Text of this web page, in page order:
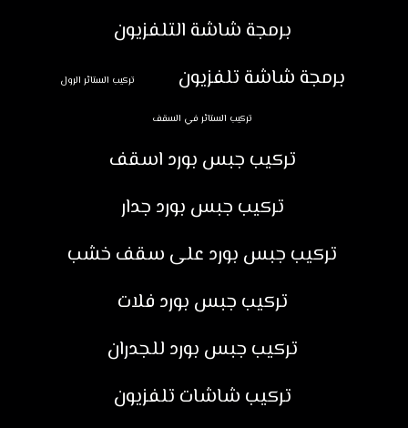
برمجة شاشة التلفزيون
برمجة شاشة تلفزيون
تركيب الستائر الرول
تركيب الستائر في السقف
تركيب جبس بورد اسقف
تركيب جبس بورد جدار
تركيب جبس بورد على سقف خشب
تركيب جبس بورد فلات
تركيب جبس بورد للجدران
تركيب شاشات تلفزيون